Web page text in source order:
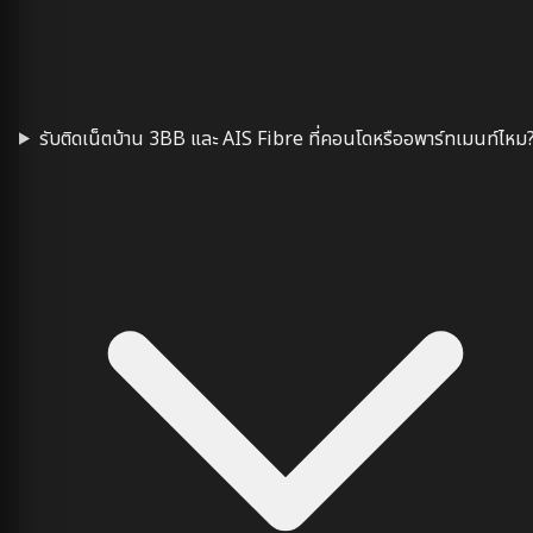
รับติดเน็ตบ้าน 3BB และ AIS Fibre ที่คอนโดหรืออพาร์ทเมนท์ไหม